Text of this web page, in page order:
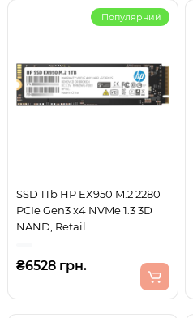
Популярний
SSD 1Tb HP EX950 M.2 2280
PCIe Gen3 x4 NVMe 1.3 3D
NAND, Retail
₴6528 грн.